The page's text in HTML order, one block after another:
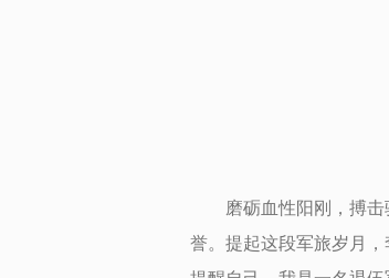
磨砺血性阳刚，搏
誉。提起这段军旅岁月